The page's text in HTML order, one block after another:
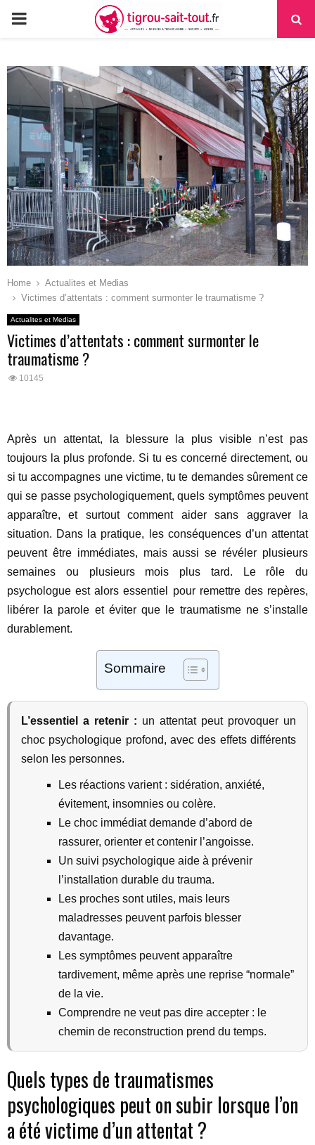
PRIMARY
Home
Actualites et Medias
Victimes d’attentats : comment surmonter le traumatisme ?
Actualites et Medias
Victimes d’attentats : comment surmonter le
traumatisme ?
10145
Après un attentat, la blessure la plus visible n’est pas
toujours la plus profonde. Si tu es concerné directement, ou
si tu accompagnes une victime, tu te demandes sûrement ce
qui se passe psychologiquement, quels symptômes peuvent
apparaître, et surtout comment aider sans aggraver la
situation. Dans la pratique, les conséquences d’un attentat
peuvent être immédiates, mais aussi se révéler plusieurs
semaines ou plusieurs mois plus tard. Le rôle du
psychologue est alors essentiel pour remettre des repères,
libérer la parole et éviter que le traumatisme ne s’installe
durablement.
Sommaire
L’essentiel a retenir : un attentat peut provoquer un
choc psychologique profond, avec des effets différents
selon les personnes.
Les réactions varient : sidération, anxiété,
évitement, insomnies ou colère.
Le choc immédiat demande d’abord de
rassurer, orienter et contenir l’angoisse.
Un suivi psychologique aide à prévenir
l’installation durable du trauma.
Les proches sont utiles, mais leurs
maladresses peuvent parfois blesser
davantage.
Les symptômes peuvent apparaître
tardivement, même après une reprise “normale”
de la vie.
Comprendre ne veut pas dire accepter : le
chemin de reconstruction prend du temps.
Quels types de traumatismes
psychologiques peut on subir lorsque l’on
a été victime d’un attentat ?